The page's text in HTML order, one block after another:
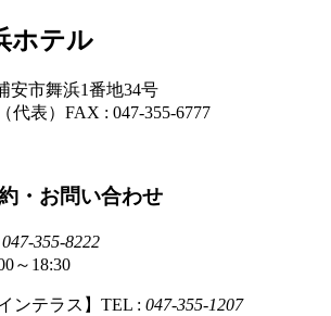
ホテル
安市舞浜1番地34号
代表） FAX : 047-355-6777
・お問い合わせ
047-355-8222
18:30
ンテラス】TEL : 047-355-1207